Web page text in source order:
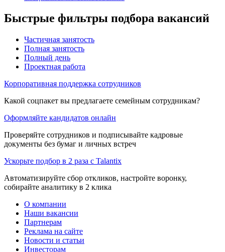
Быстрые фильтры подбора вакансий
Частичная занятость
Полная занятость
Полный день
Проектная работа
Корпоративная поддержка сотрудников
Какой соцпакет вы предлагаете семейным сотрудникам?
Оформляйте кандидатов онлайн
Проверяйте сотрудников и подписывайте кадровые
документы без бумаг и личных встреч
Ускорьте подбор в 2 раза с Talantix
Автоматизируйте сбор откликов, настройте воронку,
собирайте аналитику в 2 клика
О компании
Наши вакансии
Партнерам
Реклама на сайте
Новости и статьи
Инвесторам